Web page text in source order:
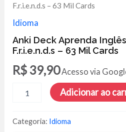
F.r.i.e.n.d.s – 63 Mil Cards
Idioma
Anki Deck Aprenda
F.r.i.e.n.d.s – 63 Mil Cards
R$ 39,90Acesso via
Deck
Inglês
com
Adicionar ao
Categoria: Idioma